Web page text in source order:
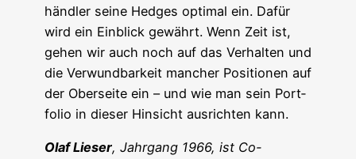
händ­ler sei­ne Hedges opti­mal ein. Dafür
wird ein Ein­blick gewährt. Wenn Zeit ist,
gehen wir auch noch auf das Ver­hal­ten und
die Ver­wund­bar­keit man­cher Posi­tio­nen auf
der Ober­sei­te ein – und wie man sein Port­
fo­lio in die­ser Hin­sicht aus­rich­ten kann.
Olaf Lie­ser, Jahr­gang 1966, ist Co-